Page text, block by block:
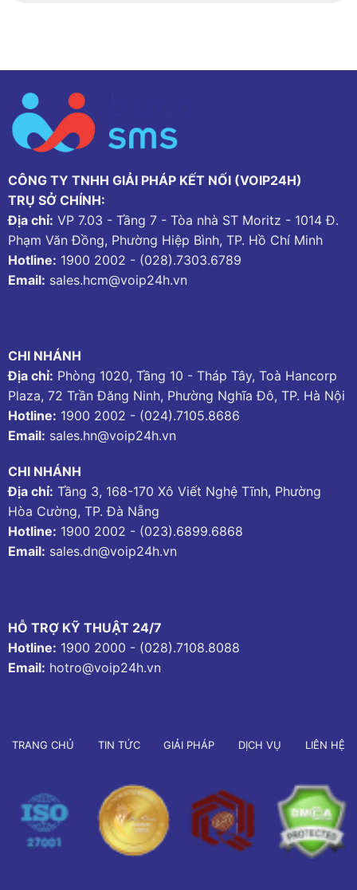
CÔNG TY TNHH GIẢI PHÁP KẾT NỐI (VOIP24H)
TRỤ SỞ CHÍNH:
Địa chỉ: VP 7.03 - Tầng 7 - Tòa nhà ST Moritz - 1014 Đ.
Phạm Văn Đồng, Phường Hiệp Bình, TP. Hồ Chí Minh
Hotline: 1900 2002 - (028).7303.6789
Email: sales.hcm@voip24h.vn
CHI NHÁNH
Địa chỉ: Phòng 1020, Tầng 10 - Tháp Tây, Toà Hancorp
Plaza, 72 Trần Đăng Ninh, Phường Nghĩa Đô, TP. Hà Nội
Hotline: 1900 2002 - (024).7105.8686
Email: sales.hn@voip24h.vn
CHI NHÁNH
Địa chỉ: Tầng 3, 168-170 Xô Viết Nghệ Tĩnh, Phường
Hòa Cường, TP. Đà Nẵng
Hotline: 1900 2002 - (023).6899.6868
Email: sales.dn@voip24h.vn
HỖ TRỢ KỸ THUẬT 24/7
Hotline: 1900 2000 - (028).7108.8088
Email: hotro@voip24h.vn
TRANG CHỦ TIN TỨC GIẢI PHÁP DỊCH VỤ LIÊN HỆ